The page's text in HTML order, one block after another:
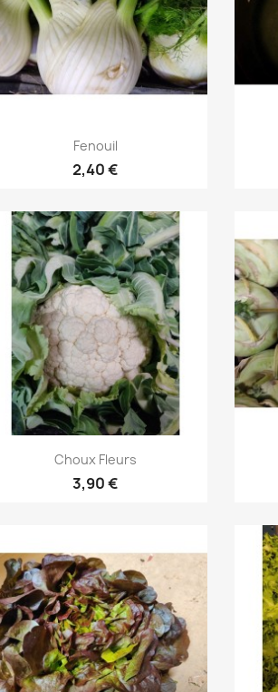
Aperçu rapide
Fenouil
2,40 €
Aperçu rapide
Choux Fleurs
3,90 €